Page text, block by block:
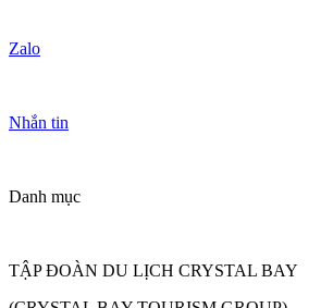
Zalo
Nhắn tin
Danh mục
TẬP ĐOÀN DU LỊCH CRYSTAL BAY